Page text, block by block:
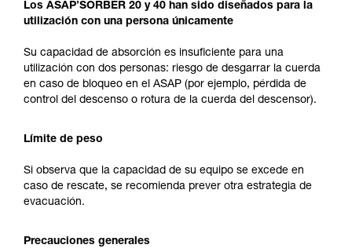
Los ASAP’SORBER 20 y 40 han sido diseñados para la
utilización con una persona únicamente
Su capacidad de absorción es insuficiente para una
utilización con dos personas: riesgo de desgarrar la cuerda
en caso de bloqueo en el ASAP (por ejemplo, pérdida de
control del descenso o rotura de la cuerda del descensor).
Límite de peso
Si observa que la capacidad de su equipo se excede en
caso de rescate, se recomienda prever otra estrategia de
evacuación.
Precauciones generales